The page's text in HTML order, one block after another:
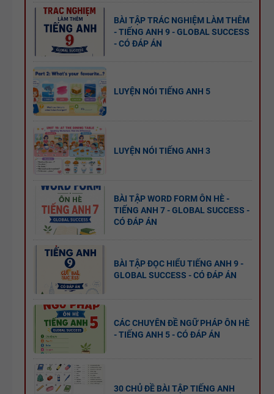
BÀI TẬP TRÁC NGHIỆM LÀM THÊM
- TIẾNG ANH 9 - GLOBAL SUCCESS
- CÓ ĐÁP ÁN
LUYỆN NÓI TIẾNG ANH 5
LUYỆN NÓI TIẾNG ANH 3
BÀI TẬP WORD FORM ÔN HÈ -
TIẾNG ANH 7 - GLOBAL SUCCESS -
CÓ ĐÁP ÁN
BÀI TẬP ĐỌC HIỂU TIẾNG ANH 9 -
GLOBAL SUCCESS - CÓ ĐÁP ÁN
CÁC CHUYÊN ĐỀ NGỮ PHÁP ÔN HÈ
- TIẾNG ANH 5 - CÓ ĐÁP ÁN
30 CHỦ ĐỀ BÀI TẬP TIẾNG ANH